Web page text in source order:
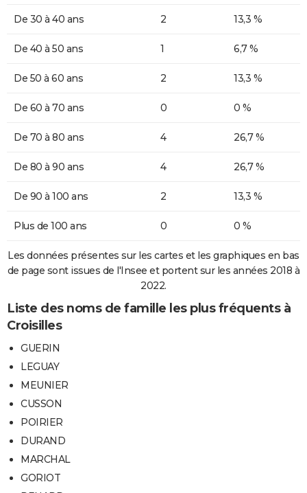
De 30 à 40 ans 2 13,3 %
De 40 à 50 ans 1 6,7 %
De 50 à 60 ans 2 13,3 %
De 60 à 70 ans 0 0 %
De 70 à 80 ans 4 26,7 %
De 80 à 90 ans 4 26,7 %
De 90 à 100 ans 2 13,3 %
Plus de 100 ans 0 0 %
Les données présentes sur les cartes et les graphiques en bas
de page sont issues de l'Insee et portent sur les années 2018 à
2022.
Liste des noms de famille les plus fréquents à
Croisilles
GUERIN
LEGUAY
MEUNIER
CUSSON
POIRIER
DURAND
MARCHAL
GORIOT